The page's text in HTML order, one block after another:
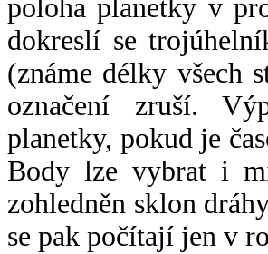
poloha planetky v
dokreslí se
(známe délky všech
označení zruší.
planetky, pokud je
Body lze vybrat i
zohledněn sklon
se pak počítají jen v